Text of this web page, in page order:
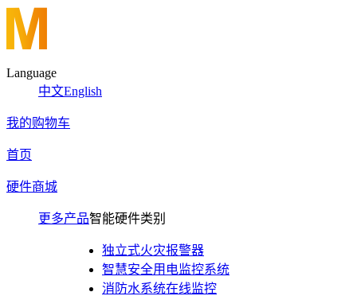
Language
中文English
我的购物车
首页
硬件商城
更多产品智能硬件类别
独立式火灾报警器
智慧安全用电监控系统
消防水系统在线监控